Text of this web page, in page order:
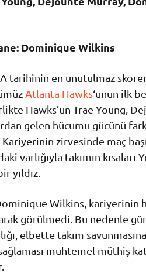
Dominique Wilkins
tarihinin en unutulmaz
Atlanta Hawks‘unun ilk
Hawks’un Trae Young,
gelen hücumu gücünü
zirvesinde maç
varlığıyla takımın kısaları
yıldız.
Wilkins, kariyerinin
görülmedi. Bu nedenle
elbette takım
muhtemel müthiş